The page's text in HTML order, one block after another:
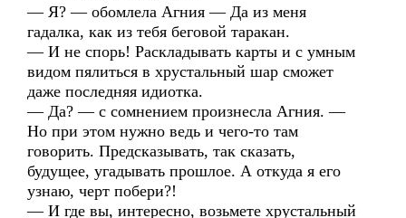
— Я? — обомлела Агния — Да из меня
гадалка, как из тебя беговой таракан.
— И не спорь! Раскладывать карты и с умным
видом пялиться в хрустальный шар сможет
даже последняя идиотка.
— Да? — с сомнением произнесла Агния. —
Но при этом нужно ведь и чего-то там
говорить. Предсказывать, так сказать,
будущее, угадывать прошлое. А откуда я его
узнаю, черт побери?!
— И где вы, интересно, возьмете хрустальный